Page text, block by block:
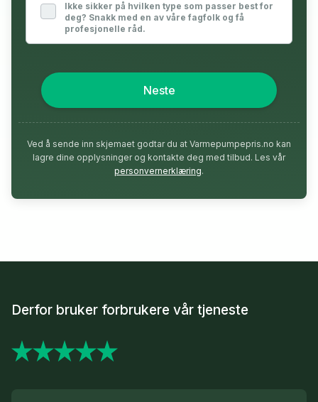
Ikke sikker på hvilken type som passer best for
deg? Snakk med en av våre fagfolk og få
profesjonelle råd.
Neste
Ved å sende inn skjemaet godtar du at Varmepumpepris.no kan
lagre dine opplysninger og kontakte deg med tilbud. Les vår
personvernerklæring.
Derfor bruker forbrukere vår tjeneste